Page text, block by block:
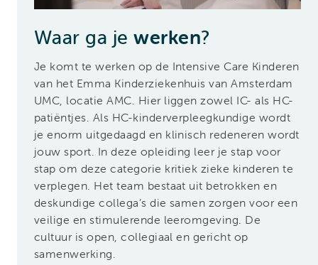
Waar ga jewerken?
Je komt te werken op de Intensive Care Kinderen
van het Emma Kinderziekenhuis van Amsterdam
UMC, locatie AMC. Hier liggen zowel IC- als HC-
patiëntjes. Als HC-kinderverpleegkundige wordt
je enorm uitgedaagd en klinisch redeneren wordt
jouw sport. In deze opleiding leer je stap voor
stap om deze categorie kritiek zieke kinderen te
verplegen. Het team bestaat uit betrokken en
deskundige collega’s die samen zorgen voor een
veilige en stimulerende leeromgeving. De
cultuur is open, collegiaal en gericht op
samenwerking.